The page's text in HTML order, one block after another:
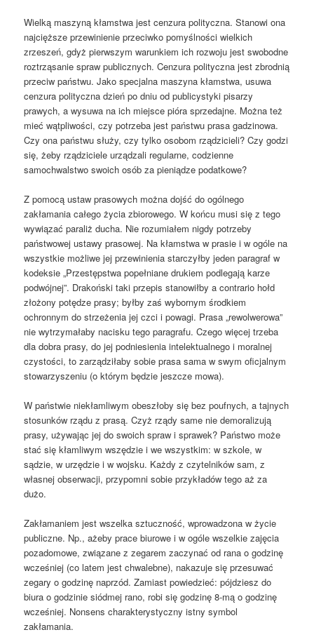
Wielką maszyną kłamstwa jest cenzura polityczna. Stanowi ona
najcięższe przewinienie przeciwko pomyślności wielkich
zrzeszeń, gdyż pierwszym warunkiem ich rozwoju jest swobodne
roztrząsanie spraw publicznych. Cenzura polityczna jest zbrodnią
przeciw państwu. Jako specjalna maszyna kłamstwa, usuwa
cenzura polityczna dzień po dniu od publicystyki pisarzy
prawych, a wysuwa na ich miejsce pióra sprzedajne. Można też
mieć wątpliwości, czy potrzeba jest państwu prasa gadzinowa.
Czy ona państwu służy, czy tylko osobom rządzicieli? Czy godzi
się, żeby rządziciele urządzali regularne, codzienne
samochwalstwo swoich osób za pieniądze podatkowe?
Z pomocą ustaw prasowych można dojść do ogólnego
zakłamania całego życia zbiorowego. W końcu musi się z tego
wywiązać paraliż ducha. Nie rozumiałem nigdy potrzeby
państwowej ustawy prasowej. Na kłamstwa w prasie i w ogóle na
wszystkie możliwe jej przewinienia starczyłby jeden paragraf w
kodeksie „Przestępstwa popełniane drukiem podlegają karze
podwójnej”. Drakoński taki przepis stanowiłby a contrario hołd
złożony potędze prasy; byłby zaś wybornym środkiem
ochronnym do strzeżenia jej czci i powagi. Prasa „rewolwerowa”
nie wytrzymałaby nacisku tego paragrafu. Czego więcej trzeba
dla dobra prasy, do jej podniesienia intelektualnego i moralnej
czystości, to zarządziłaby sobie prasa sama w swym oficjalnym
stowarzyszeniu (o którym będzie jeszcze mowa).
W państwie niekłamliwym obeszłoby się bez poufnych, a tajnych
stosunków rządu z prasą. Czyż rządy same nie demoralizują
prasy, używając jej do swoich spraw i sprawek? Państwo może
stać się kłamliwym wszędzie i we wszystkim: w szkole, w
sądzie, w urzędzie i w wojsku. Każdy z czytelników sam, z
własnej obserwacji, przypomni sobie przykładów tego aż za
dużo.
Zakłamaniem jest wszelka sztuczność, wprowadzona w życie
publiczne. Np., ażeby prace biurowe i w ogóle wszelkie zajęcia
pozadomowe, związane z zegarem zaczynać od rana o godzinę
wcześniej (co latem jest chwalebne), nakazuje się przesuwać
zegary o godzinę naprzód. Zamiast powiedzieć: pójdziesz do
biura o godzinie siódmej rano, robi się godzinę 8-mą o godzinę
wcześniej. Nonsens charakterystyczny istny symbol
zakłamania.